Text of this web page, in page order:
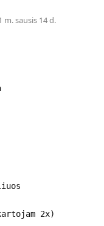
m. sausis 14 d.
2x)